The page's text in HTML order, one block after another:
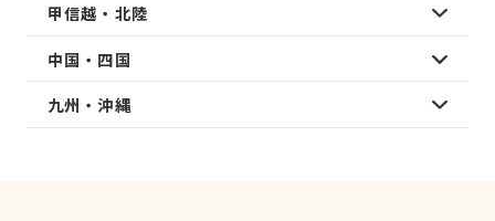
甲信越・北陸
中国・四国
九州・沖縄